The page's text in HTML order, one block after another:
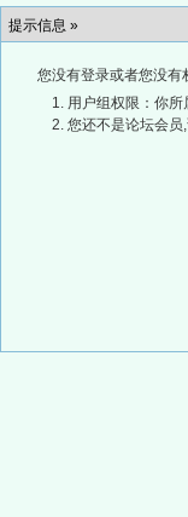
提示信息 »
您没有登录或者您没有
用户组权限：你
您还不是论坛会员